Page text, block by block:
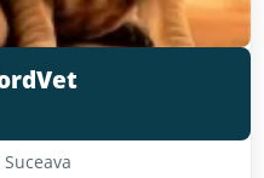
Suceava